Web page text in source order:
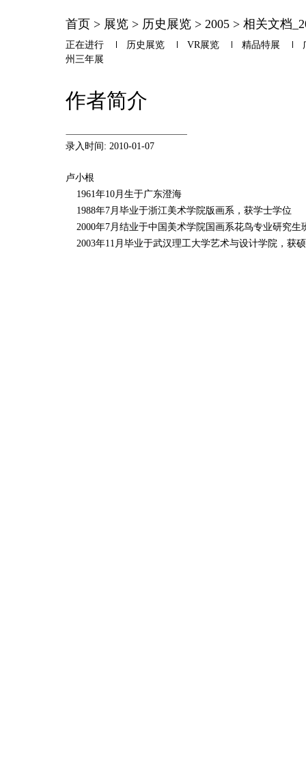
首页 > 展览 > 历史展览 > 2005 > 相关文档
正在进行 历史展览 VR展览 精品特展
州三年展
作者简介
录入时间: 2010-01-07
卢小根
1961年10月生于广东澄海
1988年7月毕业于浙江美术学院版画系，获学士学位
2000年7月结业于中国美术学院国画系花鸟专业研究生
2003年11月毕业于武汉理工大学艺术与设计学院，获